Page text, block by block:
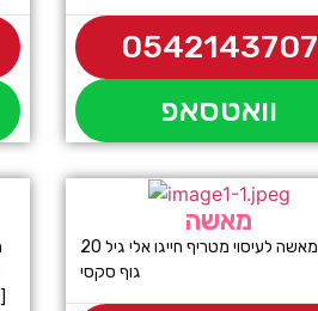
0542143707
וואטסאפ
מאשה
אני מאשה לעיסוי מטריף חייגו אלי גיל 20
גוף סקסי